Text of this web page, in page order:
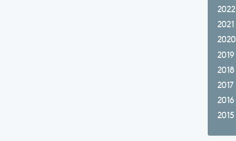
2022
2021
2020
2019
2018
2017
2016
2015